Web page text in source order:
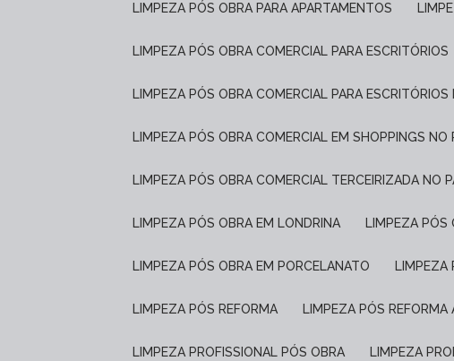
LIMPEZA PÓS OBRA PARA APARTAMENTOS
LIMPEZA PÓS OBRA COMERCIAL PARA ESCRITÓRIOS
LIMPEZA PÓS OBRA COMERCIAL PARA
LIMPEZA PÓS OBRA COMERCIAL EM SHOPPINGS NO
LIMPEZA PÓS OBRA COMERCIAL TERCEIRIZADA NO
LIMPEZA PÓS OBRA EM LONDRINA LIMPEZA
LIMPEZA PÓS OBRA EM PORCELANATO
LIMPEZA PÓS REFORMA LIMPEZA PÓS
LIMPEZA PROFISSIONAL PÓS OBRA LIMPEZA